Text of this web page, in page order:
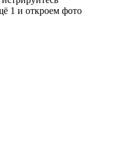
1 и откроем фото